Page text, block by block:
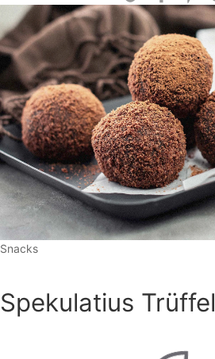
Snacks
Spekulatius Trüffel